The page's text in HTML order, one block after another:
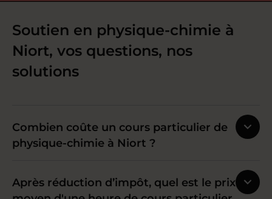
Soutien en physique-chimie à
Niort, vos questions, nos
solutions
Combien coûte un cours particulier de
physique-chimie à Niort ?
Après réduction d’impôt, quel est le prix